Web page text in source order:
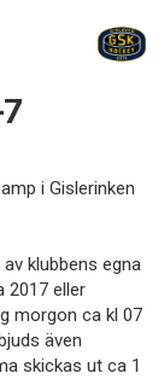
i Gislerinken
klubbens egna
2017 eller
morgon ca kl 07
även
skickas ut ca 1